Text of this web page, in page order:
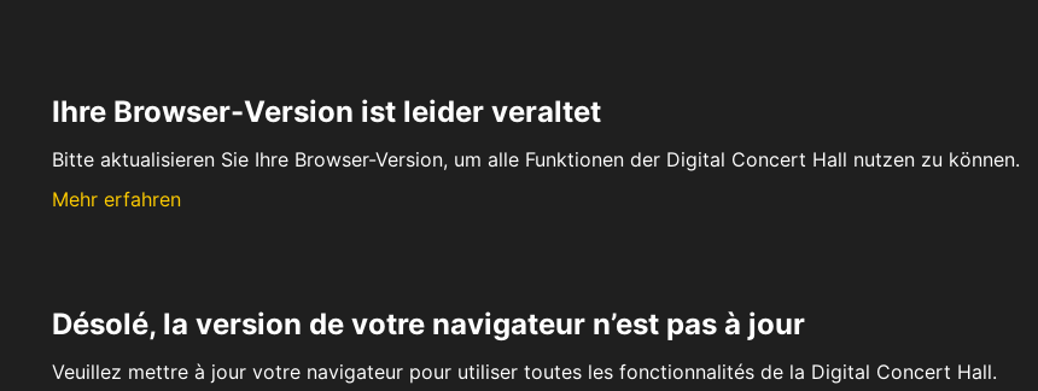
Ihre Browser-Version ist leider veraltet
Bitte aktualisieren Sie Ihre Browser-Version, um alle Funktionen der Digital Concert Hall nutzen zu können.
Mehr erfahren
Désolé, la version de votre navigateur n’est pas à jour
Veuillez mettre à jour votre navigateur pour utiliser toutes les fonctionnalités de la Digital Concert Hall.